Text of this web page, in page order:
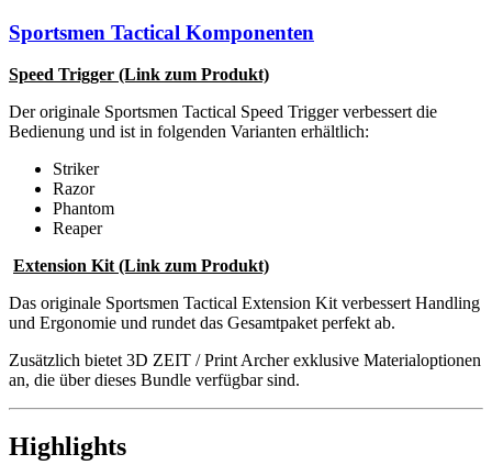
Sportsmen Tactical Komponenten
Speed Trigger (Link zum Produkt)
Der originale Sportsmen Tactical Speed Trigger verbessert die
Bedienung und ist in folgenden Varianten erhältlich:
Striker
Razor
Phantom
Reaper
Extension Kit (Link zum Produkt)
Das originale Sportsmen Tactical Extension Kit verbessert Handling
und Ergonomie und rundet das Gesamtpaket perfekt ab.
Zusätzlich bietet 3D ZEIT / Print Archer exklusive Materialoptionen
an, die über dieses Bundle verfügbar sind.
Highlights